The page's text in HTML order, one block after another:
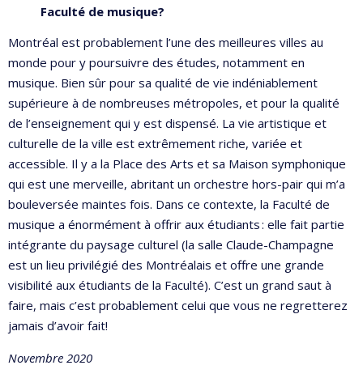
Faculté de musique?
Montréal est probablement l’une des meilleures villes au
monde pour y poursuivre des études, notamment en
musique. Bien sûr pour sa qualité de vie indéniablement
supérieure à de nombreuses métropoles, et pour la qualité
de l’enseignement qui y est dispensé. La vie artistique et
culturelle de la ville est extrêmement riche, variée et
accessible. Il y a la Place des Arts et sa Maison symphonique
qui est une merveille, abritant un orchestre hors-pair qui m’a
bouleversée maintes fois. Dans ce contexte, la Faculté de
musique a énormément à offrir aux étudiants : elle fait partie
intégrante du paysage culturel (la salle Claude-Champagne
est un lieu privilégié des Montréalais et offre une grande
visibilité aux étudiants de la Faculté). C’est un grand saut à
faire, mais c’est probablement celui que vous ne regretterez
jamais d’avoir fait!
Novembre 2020